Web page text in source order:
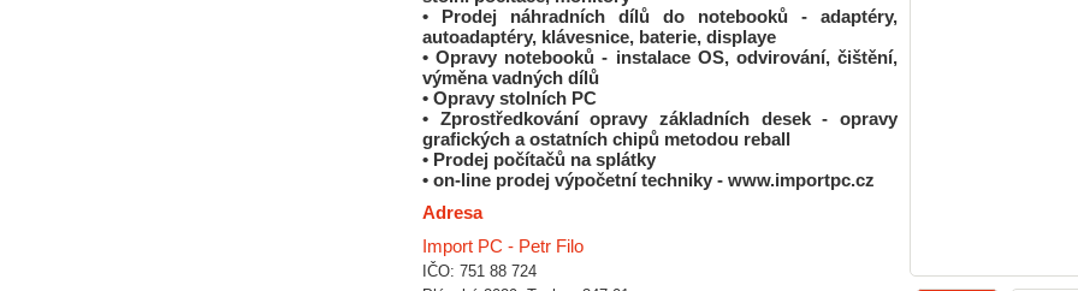
• Prodej náhradních dílů do notebooků - adaptéry,
autoadaptéry, klávesnice, baterie, displaye
• Opravy notebooků - instalace OS, odvirování, čištění,
výměna vadných dílů
• Opravy stolních PC
• Zprostředkování opravy základních desek - opravy
grafických a ostatních chipů metodou reball
• Prodej počítačů na splátky
• on-line prodej výpočetní techniky - www.importpc.cz
Adresa
Import PC - Petr Filo
IČO: 751 88 724